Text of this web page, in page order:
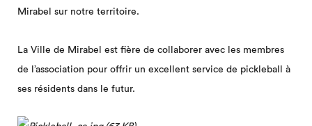
Mirabel sur notre territoire.
La Ville de Mirabel est fière de collaborer avec les membres
de l’association pour offrir un excellent service de pickleball à
ses résidents dans le futur.